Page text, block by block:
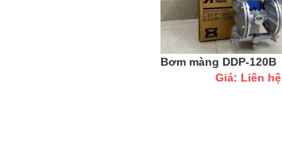
Bơm màng DDP-120B
Giá: Liên hệ